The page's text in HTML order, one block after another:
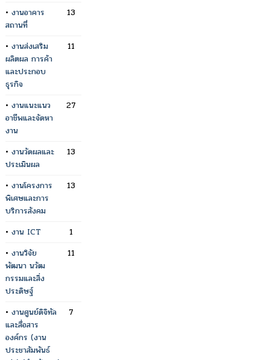
• งานอาคาร
สถานที่
13
• งานส่งเสริม
ผลิตผล การค้า
และประกอบ
ธุรกิจ
11
• งานแนะแนว
อาชีพและจัดหา
งาน
27
• งานวัดผลและ
ประเมินผล
13
• งานโครงการ
พิเศษและการ
บริการสังคม
13
• งาน ICT
1
• งานวิจัย
พัฒนา นวัฒ
กรรมและสิ่ง
ประดิษฐ์
11
• งานศูนย์ดิจิทัล
และสื่อสาร
องค์กร (งาน
ประชาสัมพันธ์
7